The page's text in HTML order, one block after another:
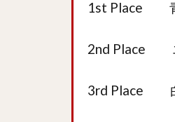
1st Place 青
2nd Place
3rd Place